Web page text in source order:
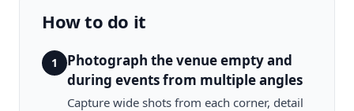
How to do it
1
Photograph the venue empty and
during events from multiple angles
Capture wide shots from each corner, detail